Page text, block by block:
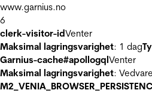
www.garnius.no
6
clerk-visitor-idVenter
Maksimal lagringsvarighet: 1 dag
Garnius-cache#apollogqlVenter
Maksimal lagringsvarighet: